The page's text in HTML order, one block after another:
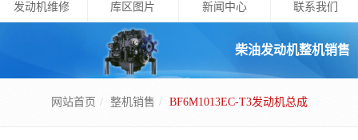
发动机维修 库区图片 新闻中心 联系我们
柴油发动机整机销售
网站首页 整机销售 BF6M1013EC-T3发动机总成